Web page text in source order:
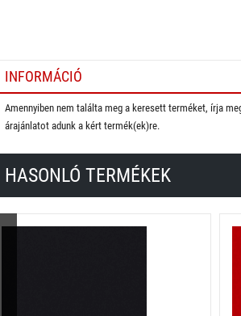
INFORMÁCIÓ
Amennyiben nem találta meg a keresett terméket, írja
árajánlatot adunk a kért termék(ek)re.
HASONLÓ TERMÉKEK